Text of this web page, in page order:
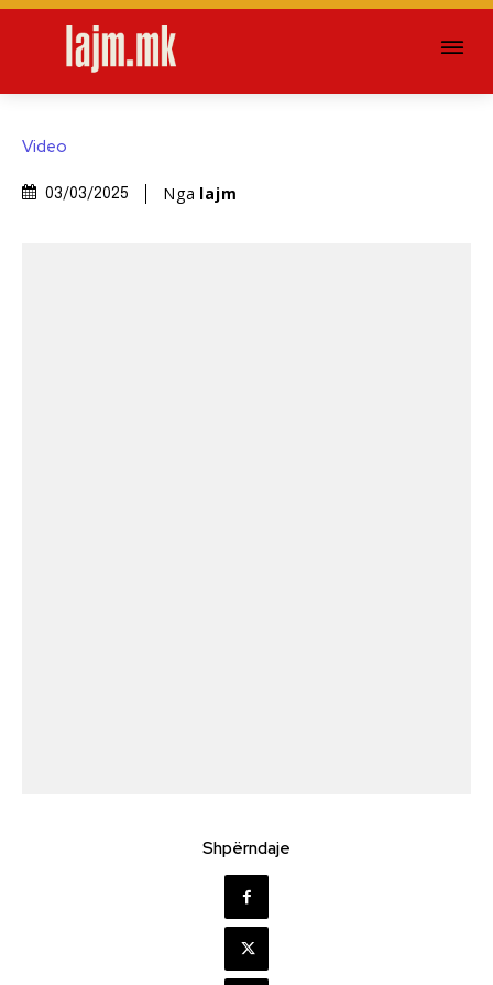
Video
03/03/2025 Nga lajm
Shpërndaje